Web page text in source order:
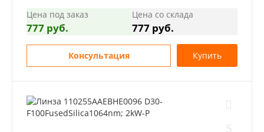
Цена под заказ
777 руб.
Цена со склада
777 руб.
Консультация Купить